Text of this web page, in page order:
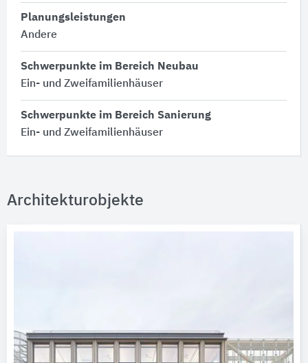
Planungsleistungen
Andere
Schwerpunkte im Bereich Neubau
Ein- und Zweifamilienhäuser
Schwerpunkte im Bereich Sanierung
Ein- und Zweifamilienhäuser
Architekturobjekte